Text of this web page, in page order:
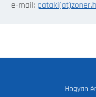
e-mail:
Hogyan